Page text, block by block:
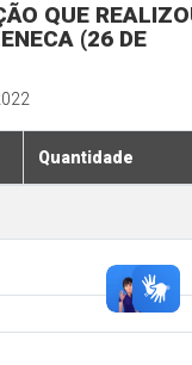
QUE
(26 DE
Quantidade